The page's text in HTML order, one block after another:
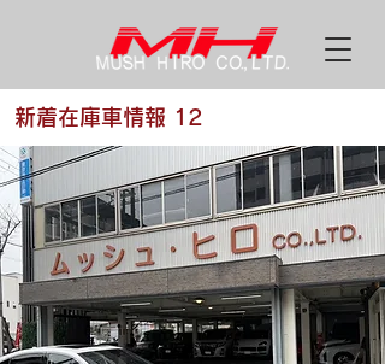
新着在庫車情報 12